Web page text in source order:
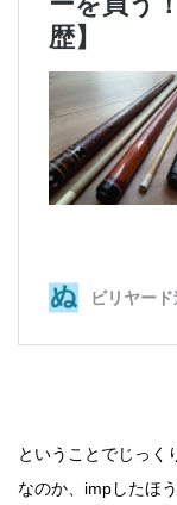
ということでじっく
なのか、impしたほ